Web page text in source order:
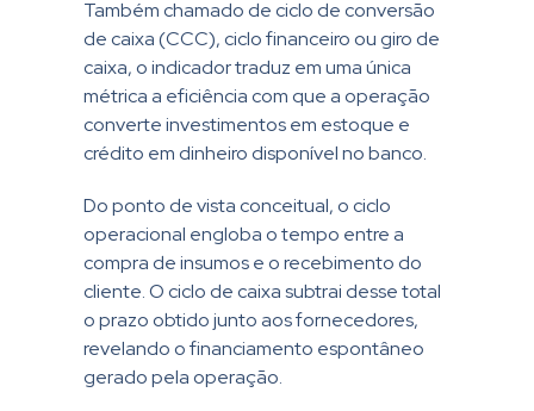
Também chamado de ciclo de conversão
de caixa (CCC), ciclo financeiro ou giro de
caixa, o indicador traduz em uma única
métrica a eficiência com que a operação
converte investimentos em estoque e
crédito em dinheiro disponível no banco.
Do ponto de vista conceitual, o ciclo
operacional engloba o tempo entre a
compra de insumos e o recebimento do
cliente. O ciclo de caixa subtrai desse total
o prazo obtido junto aos fornecedores,
revelando o financiamento espontâneo
gerado pela operação.